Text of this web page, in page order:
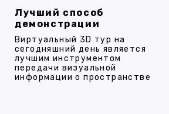
Лучший способ
демонстрации
Виртуальный 3D тур на
сегодняшний день является
лучшим инструментом
передачи визуальной
информации о пространстве